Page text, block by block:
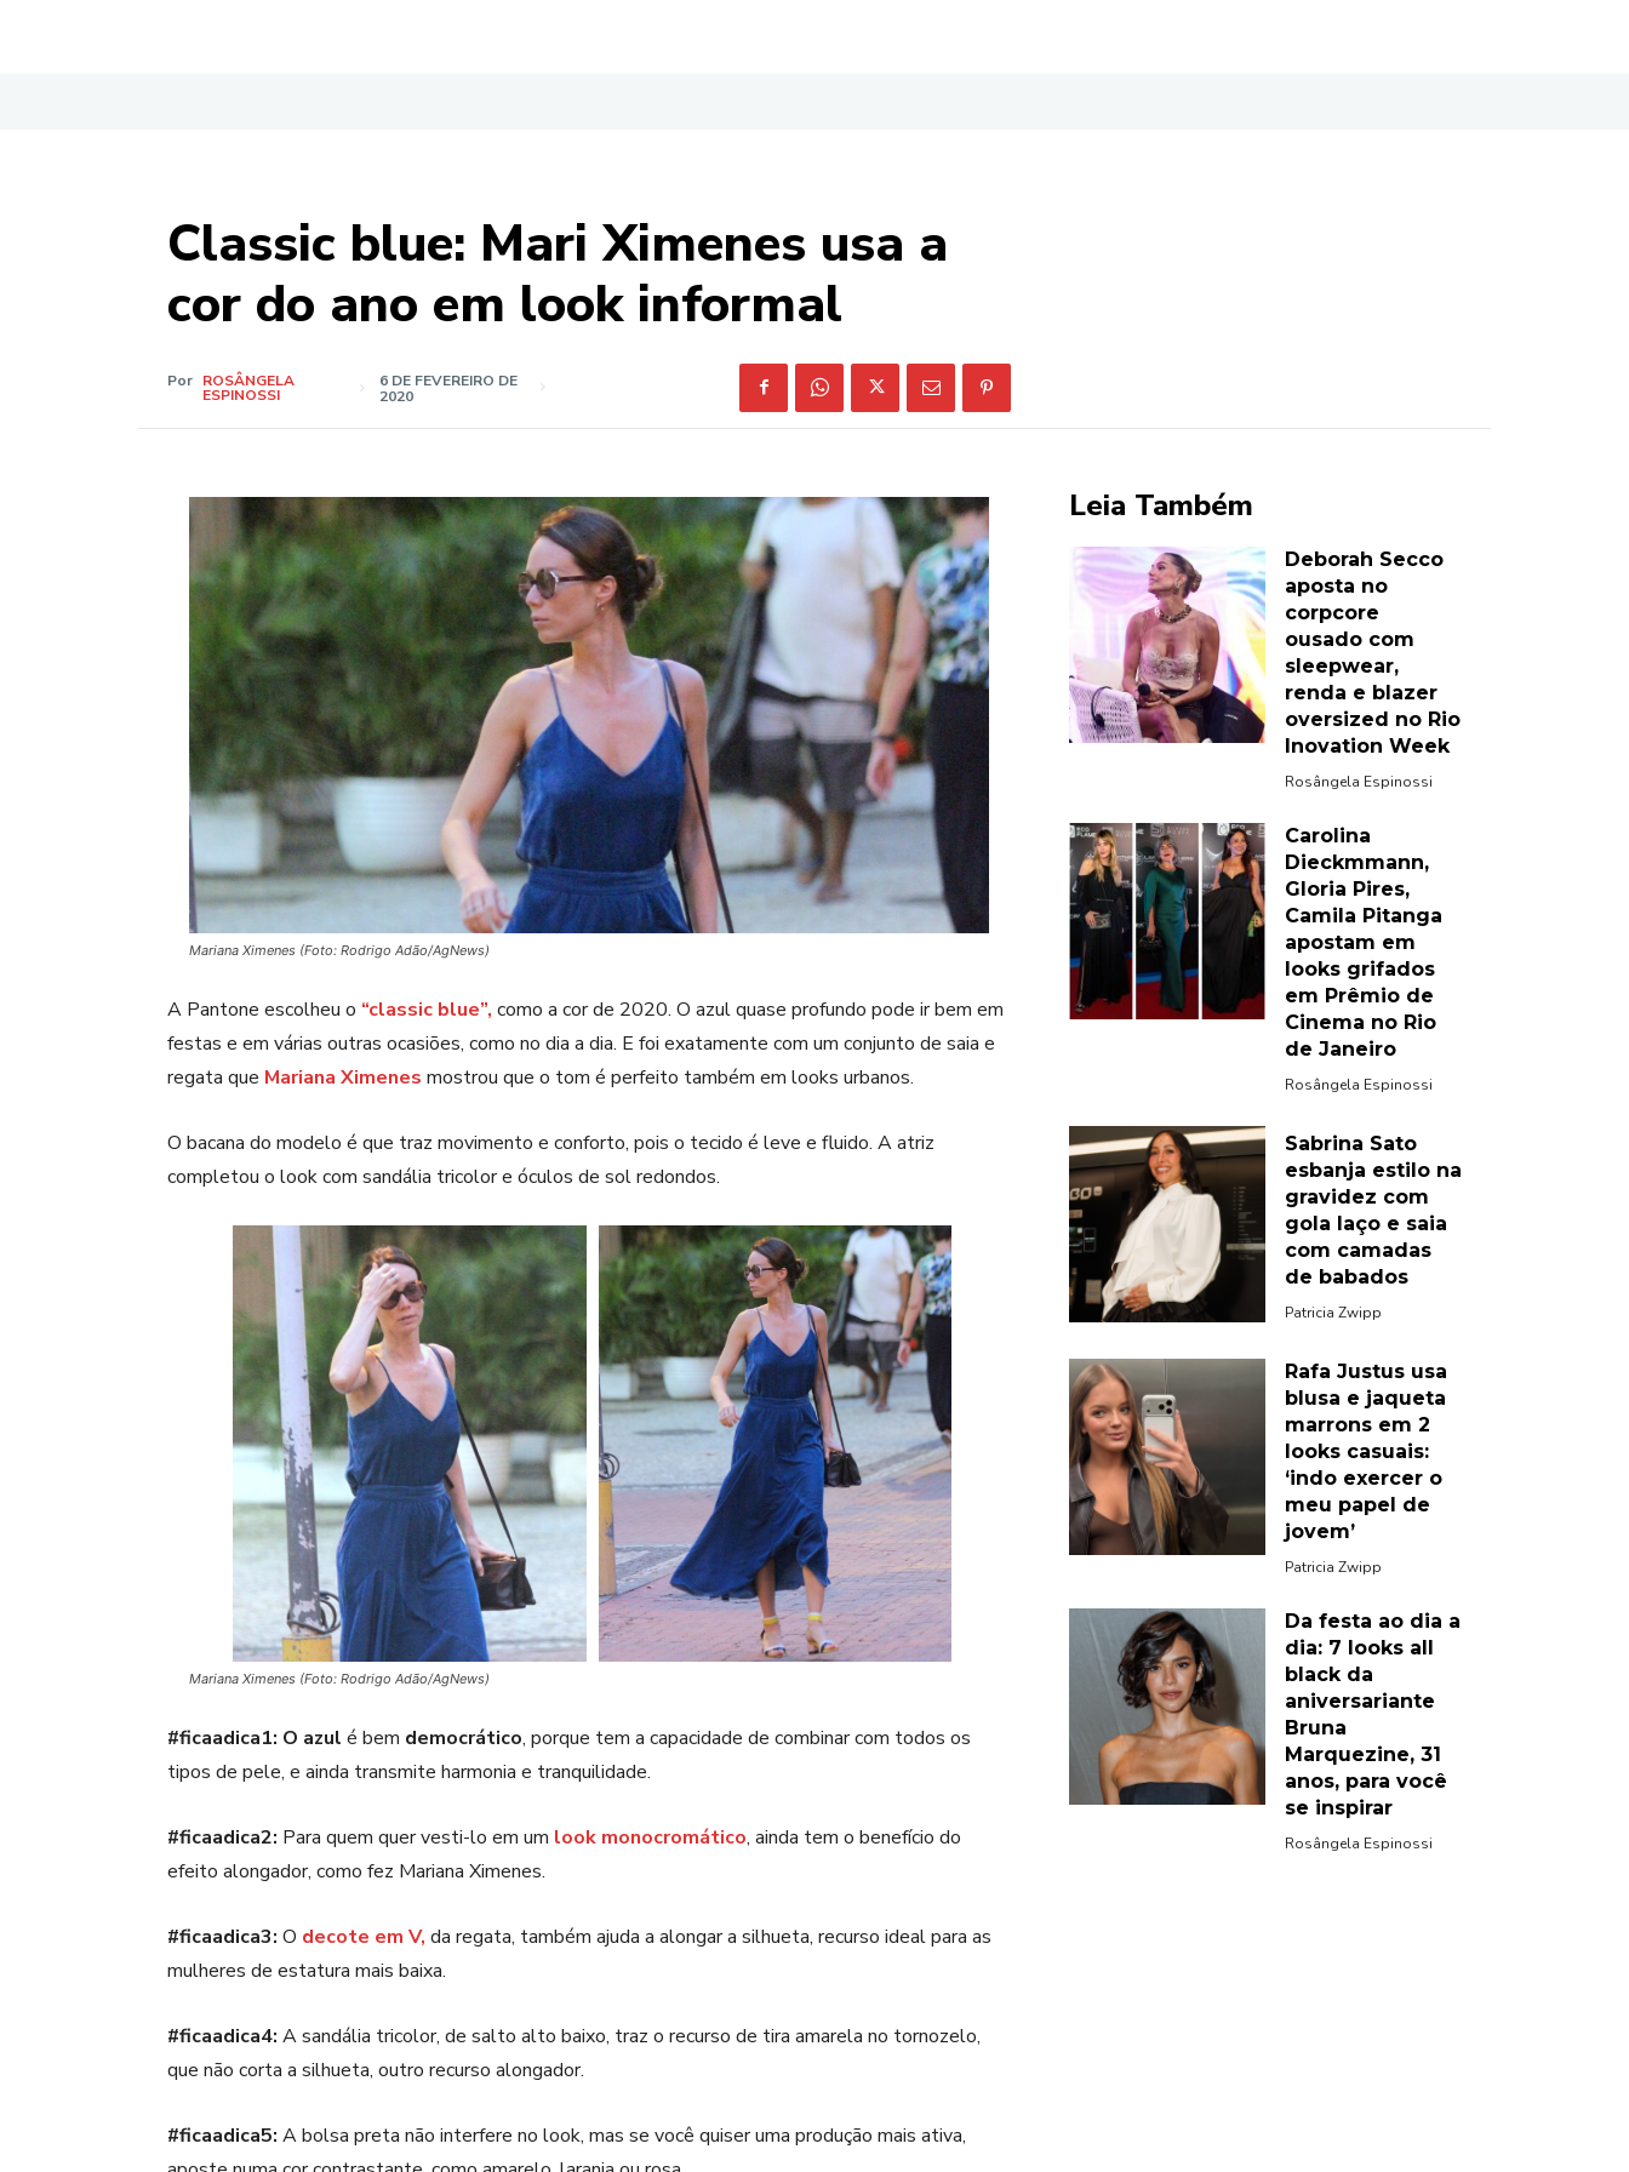
Classic blue: Mari Ximenes usa a
cor do ano em look informal
Por ROSÂNGELA
ESPINOSSI
6 DE FEVEREIRO DE
2020
Mariana Ximenes (Foto: Rodrigo Adão/AgNews)
A Pantone escolheu o “classic blue”, como a cor de 2020. O azul quase profundo pode ir bem em
festas e em várias outras ocasiões, como no dia a dia. E foi exatamente com um conjunto de saia e
regata que Mariana Ximenes mostrou que o tom é perfeito também em looks urbanos.
O bacana do modelo é que traz movimento e conforto, pois o tecido é leve e fluido. A atriz
completou o look com sandália tricolor e óculos de sol redondos.
Mariana Ximenes (Foto: Rodrigo Adão/AgNews)
#ficaadica1: O azul é bem democrático, porque tem a capacidade de combinar com todos os
tipos de pele, e ainda transmite harmonia e tranquilidade.
#ficaadica2: Para quem quer vesti-lo em um look monocromático, ainda tem o benefício do
efeito alongador, como fez Mariana Ximenes.
#ficaadica3: O decote em V, da regata, também ajuda a alongar a silhueta, recurso ideal para as
mulheres de estatura mais baixa.
#ficaadica4: A sandália tricolor, de salto alto baixo, traz o recurso de tira amarela no tornozelo,
que não corta a silhueta, outro recurso alongador.
#ficaadica5: A bolsa preta não interfere no look, mas se você quiser uma produção mais ativa,
Leia Também
Deborah Secco
aposta no
corpcore
ousado com
sleepwear,
renda e blazer
oversized no Rio
Inovation Week
Rosângela Espinossi
Carolina
Dieckmmann,
Gloria Pires,
Camila Pitanga
apostam em
looks grifados
em Prêmio de
Cinema no Rio
de Janeiro
Rosângela Espinossi
Sabrina Sato
esbanja estilo na
gravidez com
gola laço e saia
com camadas
de babados
Patricia Zwipp
Rafa Justus usa
blusa e jaqueta
marrons em 2
looks casuais:
‘indo exercer o
meu papel de
jovem’
Patricia Zwipp
Da festa ao dia a
dia: 7 looks all
black da
aniversariante
Bruna
Marquezine, 31
anos, para você
se inspirar
Rosângela Espinossi